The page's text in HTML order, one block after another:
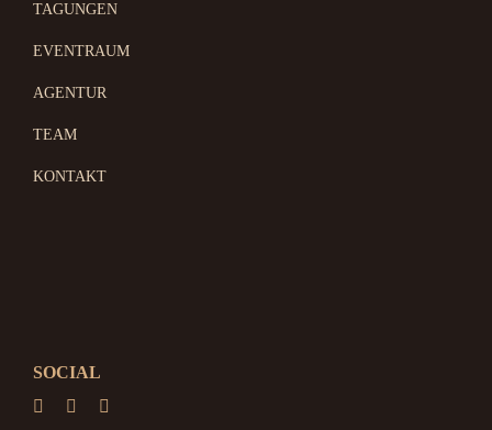
TAGUNGEN
EVENTRAUM
AGENTUR
TEAM
KONTAKT
SOCIAL